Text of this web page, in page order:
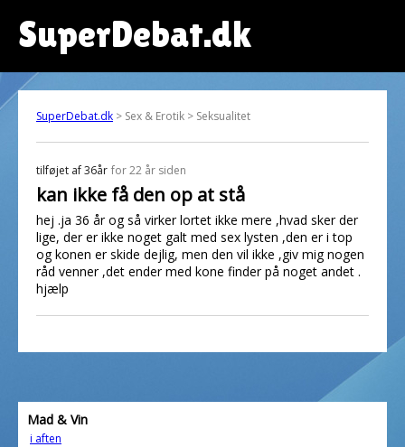
SuperDebat.dk
SuperDebat.dk > Sex & Erotik > Seksualitet
tilføjet af36år for 22 år siden
kan ikke få den op at stå
hej .ja 36 år og så virker lortet ikke mere ,hvad sker der
lige, der er ikke noget galt med sex lysten ,den er i top
og konen er skide dejlig, men den vil ikke ,giv mig nogen
råd venner ,det ender med kone finder på noget andet .
hjælp
Mad & Vin
i aften